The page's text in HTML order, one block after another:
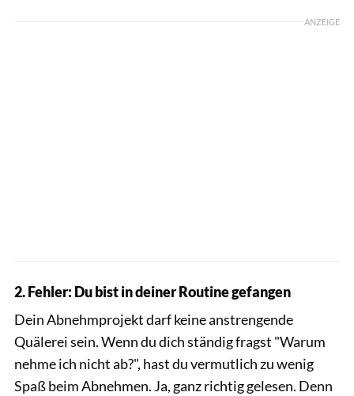
ANZEIGE
2. Fehler: Du bist in deiner Routine gefangen
Dein Abnehmprojekt darf keine anstrengende
Quälerei sein. Wenn du dich ständig fragst "Warum
nehme ich nicht ab?", hast du vermutlich zu wenig
Spaß beim Abnehmen. Ja, ganz richtig gelesen. Denn